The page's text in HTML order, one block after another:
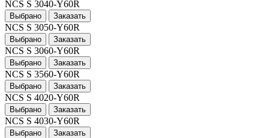
NCS S 3040-Y60R
Выбрано Заказать
NCS S 3050-Y60R
Выбрано Заказать
NCS S 3060-Y60R
Выбрано Заказать
NCS S 3560-Y60R
Выбрано Заказать
NCS S 4020-Y60R
Выбрано Заказать
NCS S 4030-Y60R
Выбрано Заказать